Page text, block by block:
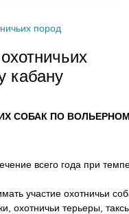
пород
кабану
СОБАК ПО
всего года при
участие охотничьи
охотничьи терьеры,